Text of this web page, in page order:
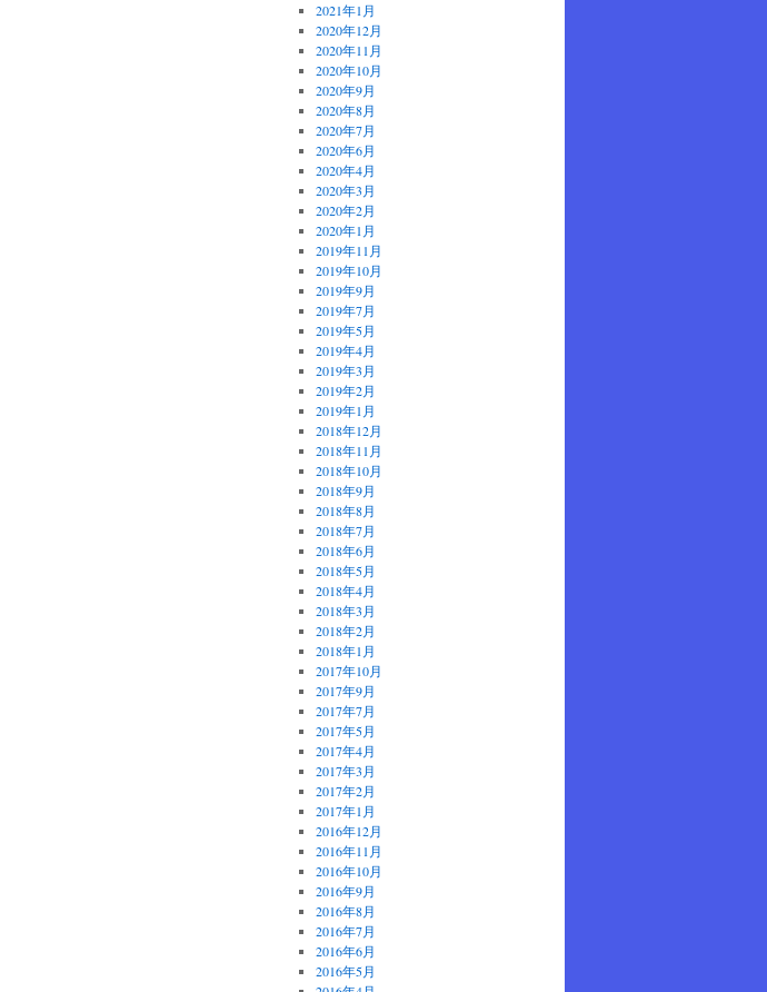
2021年1月
2020年12月
2020年11月
2020年10月
2020年9月
2020年8月
2020年7月
2020年6月
2020年4月
2020年3月
2020年2月
2020年1月
2019年11月
2019年10月
2019年9月
2019年7月
2019年5月
2019年4月
2019年3月
2019年2月
2019年1月
2018年12月
2018年11月
2018年10月
2018年9月
2018年8月
2018年7月
2018年6月
2018年5月
2018年4月
2018年3月
2018年2月
2018年1月
2017年10月
2017年9月
2017年7月
2017年5月
2017年4月
2017年3月
2017年2月
2017年1月
2016年12月
2016年11月
2016年10月
2016年9月
2016年8月
2016年7月
2016年6月
2016年5月